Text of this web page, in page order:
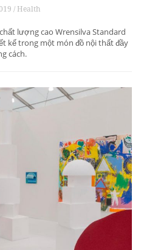
/ Health
lượng cao Wrensilva Standard
kế trong một món đồ nội thất đầy
cách.